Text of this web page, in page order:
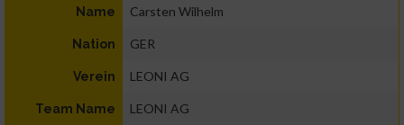
Name Carsten Wilhelm
Nation GER
Verein LEONI AG
Team Name LEONI AG